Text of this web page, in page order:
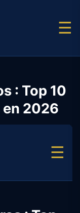
☰
: Top 10
en 2026